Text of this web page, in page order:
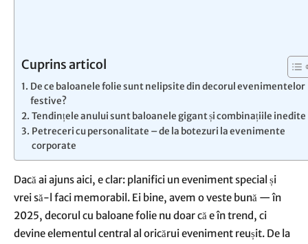
Cuprins articol
De ce baloanele folie sunt nelipsite din decorul evenimentelor
festive?
Tendințele anului sunt baloanele gigant și combinațiile inedite
Petreceri cu personalitate – de la botezuri la evenimente
corporate
Dacă ai ajuns aici, e clar: planifici un eveniment special și
vrei să-l faci memorabil. Ei bine, avem o veste bună — în
2025, decorul cu baloane folie nu doar că e în trend, ci
devine elementul central al oricărui eveniment reușit. De la